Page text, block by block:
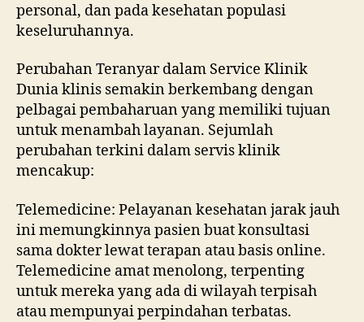
personal, dan pada kesehatan populasi
keseluruhannya.
Perubahan Teranyar dalam Service Klinik
Dunia klinis semakin berkembang dengan
pelbagai pembaharuan yang memiliki tujuan
untuk menambah layanan. Sejumlah
perubahan terkini dalam servis klinik
mencakup:
Telemedicine: Pelayanan kesehatan jarak jauh
ini memungkinnya pasien buat konsultasi
sama dokter lewat terapan atau basis online.
Telemedicine amat menolong, terpenting
untuk mereka yang ada di wilayah terpisah
atau mempunyai perpindahan terbatas.